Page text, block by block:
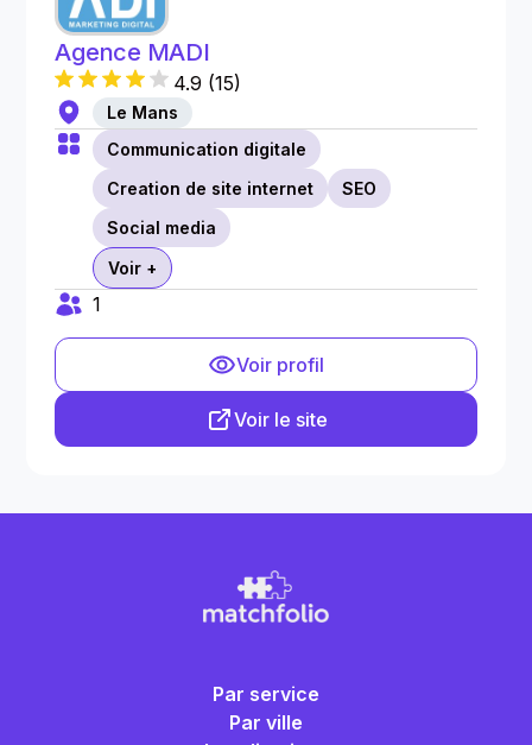
Agence MADI
4.9 (15)
Le Mans
Communication digitale
Creation de site internet
SEO
Social media
Voir +
1
Voir profil
Voir le site
Par service
Par ville